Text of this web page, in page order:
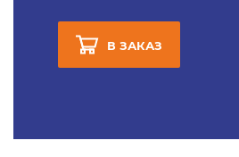
В ЗАКАЗ